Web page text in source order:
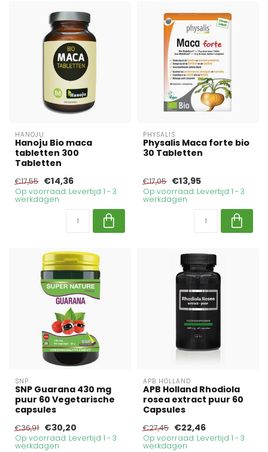
HANOJU
Hanoju Bio maca
tabletten 300
Tabletten
€17,55 €14,36
Op voorraad. Levertijd 1 - 3
werkdagen
PHYSALIS
Physalis Maca forte bio
30 Tabletten
€17,05 €13,95
Op voorraad. Levertijd 1 - 3
werkdagen
SNP
SNP Guarana 430 mg
puur 60 Vegetarische
capsules
€36,91 €30,20
Op voorraad. Levertijd 1 - 3
werkdagen
APB HOLLAND
APB Holland Rhodiola
rosea extract puur 60
Capsules
€27,45 €22,46
Op voorraad. Levertijd 1 - 3
werkdagen